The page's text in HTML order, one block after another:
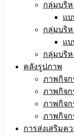
กลุ่มบริ
แ
กลุ่มบริห
แบ
กลุ่มบริห
คลังรูปภาพ
ภาพกิจก
ภาพกิจก
ภาพกิจก
ภาพกิจก
การส่งเสริมค